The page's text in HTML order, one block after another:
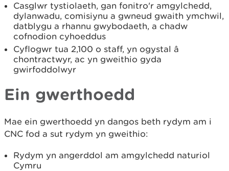
Casglwr tystiolaeth, gan fonitro'r amgylchedd,
dylanwadu, comisiynu a gwneud gwaith ymchwil,
datblygu a rhannu gwybodaeth, a chadw
cofnodion cyhoeddus
Cyflogwr tua 2,100 o staff, yn ogystal â
chontractwyr, ac yn gweithio gyda
gwirfoddolwyr
Ein gwerthoedd
Mae ein gwerthoedd yn dangos beth rydym am i
CNC fod a sut rydym yn gweithio:
Rydym yn angerddol am amgylchedd naturiol
Cymru